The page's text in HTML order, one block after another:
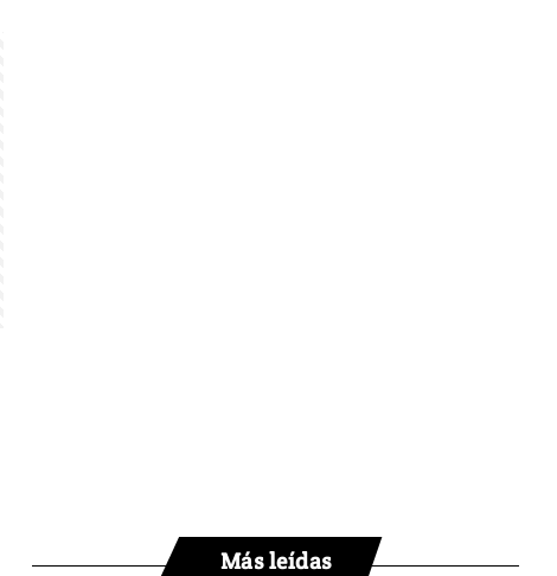
Más leídas